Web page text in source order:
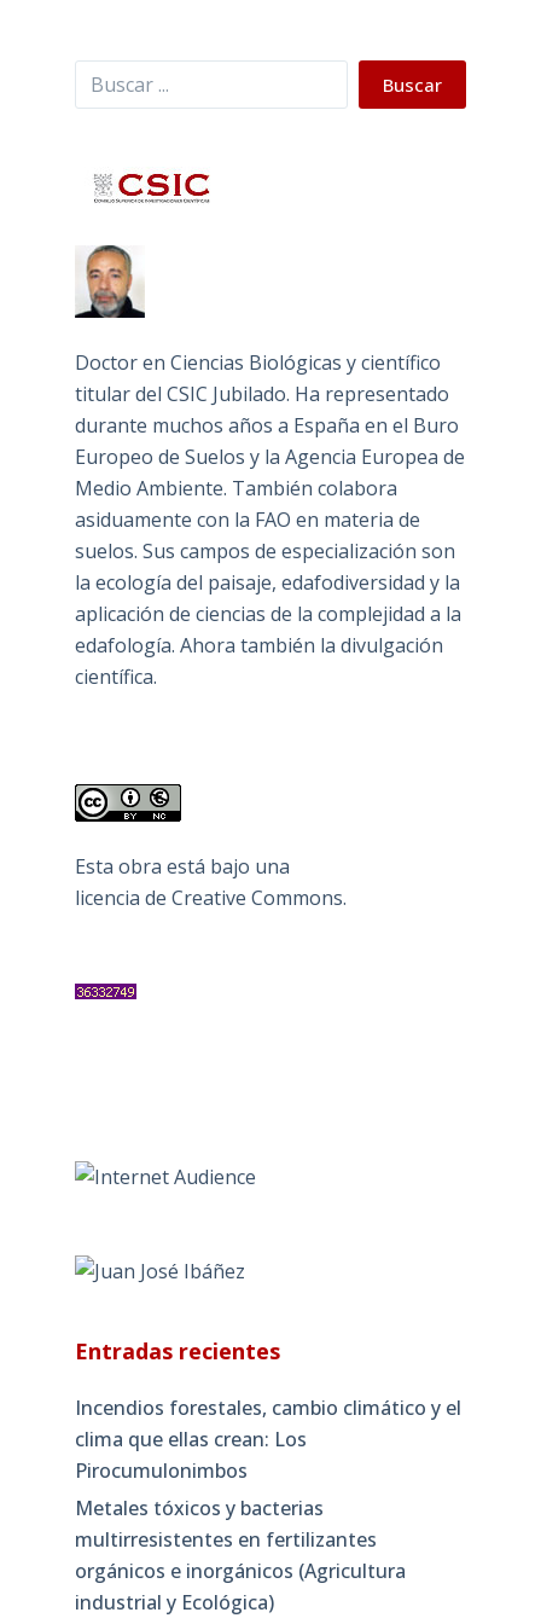
Buscar Buscar
Doctor en Ciencias Biológicas y científico
titular del CSIC Jubilado. Ha representado
durante muchos años a España en el Buro
Europeo de Suelos y la Agencia Europea de
Medio Ambiente. También colabora
asiduamente con la FAO en materia de
suelos. Sus campos de especialización son
la ecología del paisaje, edafodiversidad y la
aplicación de ciencias de la complejidad a la
edafología. Ahora también la divulgación
científica.
Esta obra está bajo una
licencia de Creative Commons.
Entradas recientes
Incendios forestales, cambio climático y el
clima que ellas crean: Los
Pirocumulonimbos
Metales tóxicos y bacterias
multirresistentes en fertilizantes
orgánicos e inorgánicos (Agricultura
industrial y Ecológica)